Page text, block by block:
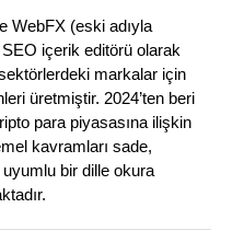
WebFX (eski adıyla
içerik editörü olarak
markalar için
üretmiştir. 2024’ten beri
para piyasasına ilişkin
kavramları sade,
bir dille okura